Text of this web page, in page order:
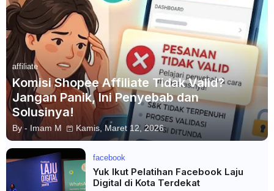
affiliate
Komisi Shopee Affiliate Tidak Valid?
Jangan Panik, Ini Penyebab dan
Solusinya!
By - Imam M Kamis, Maret 12, 2026
facebook
Yuk Ikut Pelatihan Facebook Laju
Digital di Kota Terdekat